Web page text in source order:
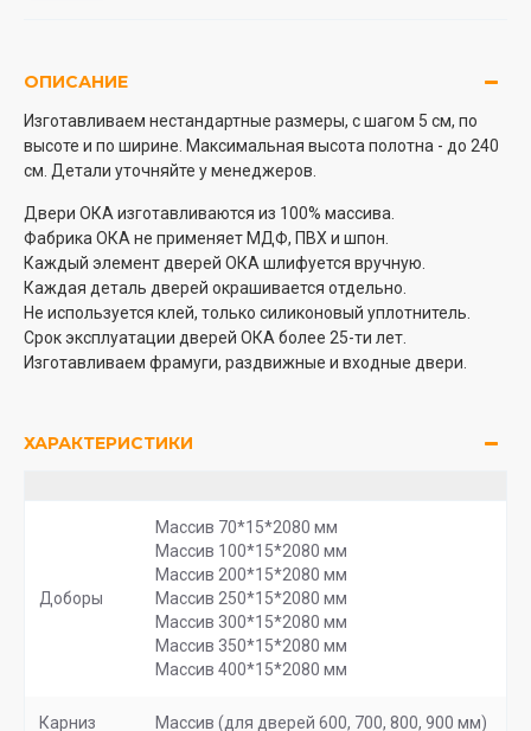
ОПИСАНИЕ
Изготавливаем нестандартные размеры, с шагом 5 см, по
высоте и по ширине. Максимальная высота полотна - до 240
см. Детали уточняйте у менеджеров.
Двери ОКА изготавливаются из 100% массива.
Фабрика ОКА не применяет МДФ, ПВХ и шпон.
Каждый элемент дверей ОКА шлифуется вручную.
Каждая деталь дверей окрашивается отдельно.
Не используется клей, только силиконовый уплотнитель.
Срок эксплуатации дверей ОКА более 25-ти лет.
Изготавливаем фрамуги, раздвижные и входные двери.
ХАРАКТЕРИСТИКИ
Доборы
Массив 70*15*2080 мм
Массив 100*15*2080 мм
Массив 200*15*2080 мм
Массив 250*15*2080 мм
Массив 300*15*2080 мм
Массив 350*15*2080 мм
Массив 400*15*2080 мм
Карниз Массив (для дверей 600, 700, 800, 900 мм)